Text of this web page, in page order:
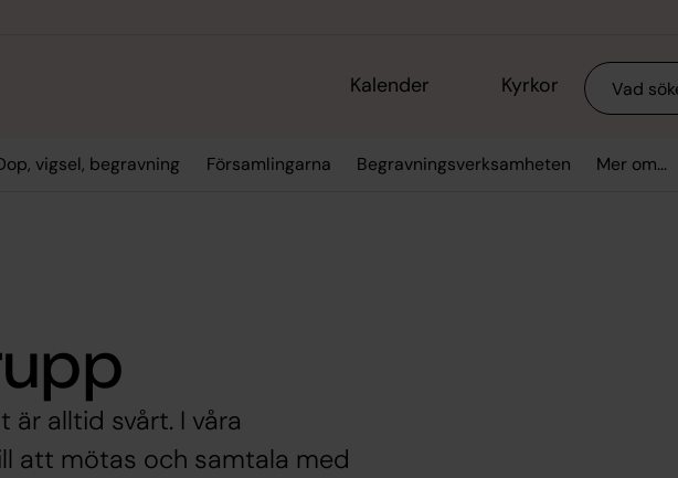
Kalender Kyrkor Sök
vigsel, begravning Församlingarna Begravningsverksamheten Mer om...
är alltid svårt. I våra
att mötas och samtala med